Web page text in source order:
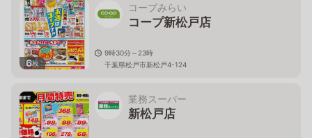
6枚
コープみらい
コープ新松戸店
9時30分～23時
千葉県松戸市新松戸4-124
業務スーパー
新松戸店